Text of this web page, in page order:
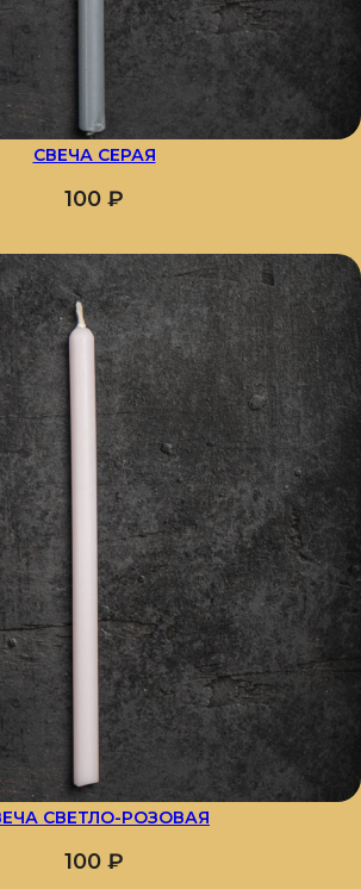
СВЕЧА СЕРАЯ
100 ₽
СВЕТЛО-РОЗОВАЯ
100 ₽